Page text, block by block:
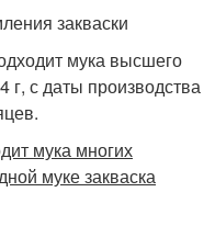
закваски
мука высшего
г, с даты производства
мука многих
муке закваска